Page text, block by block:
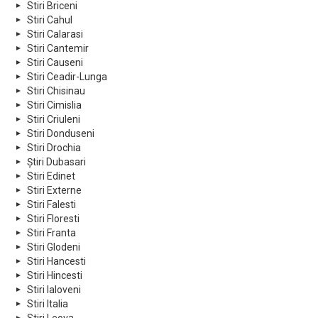
Stiri Briceni
Stiri Cahul
Stiri Calarasi
Stiri Cantemir
Stiri Causeni
Stiri Ceadir-Lunga
Stiri Chisinau
Stiri Cimislia
Stiri Criuleni
Stiri Donduseni
Stiri Drochia
Știri Dubasari
Stiri Edinet
Stiri Externe
Stiri Falesti
Stiri Floresti
Stiri Franta
Stiri Glodeni
Stiri Hancesti
Stiri Hincesti
Stiri Ialoveni
Stiri Italia